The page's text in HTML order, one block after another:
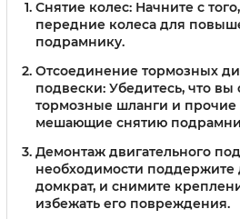
Снятие колес: Начните с
передние колеса для
подрамнику.
Отсоединение тормозных
подвески: Убедитесь, что вы
тормозные шланги и прочие
мешающие снятию
Демонтаж двигательного
необходимости поддержите
домкрат, и снимите
избежать его повреждения.